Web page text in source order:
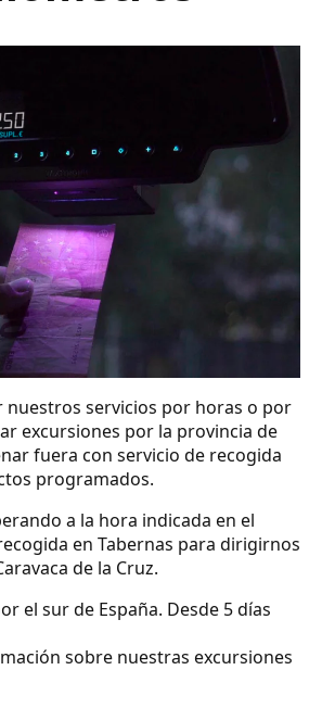
nuestros servicios por horas o por
excursiones por la provincia de
fuera con servicio de recogida
programados.
a la hora indicada en el
en Tabernas para dirigirnos
de la Cruz.
el sur de España. Desde 5 días
sobre nuestras excursiones